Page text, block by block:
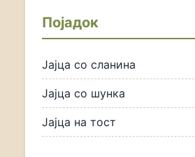
Појадок
Јајца со сланина
Јајца со шунка
Јајца на тост